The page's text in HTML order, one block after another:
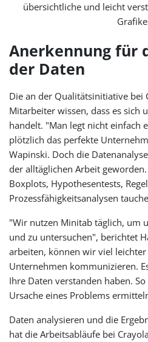
übersichtliche und leicht
Anerkennung für
der Daten
Die an der Qualitätsinitiative bei
Mitarbeiter wissen, dass es sich
handelt. "Man legt nicht einfach
plötzlich das perfekte
Wapinski. Doch die
der alltäglichen Arbeit
Boxplots, Hypothesentests,
Prozessfähigkeitsanalysen
"Wir nutzen Minitab täglich, um
und zu untersuchen", berichtet
arbeiten, können wir viel
Unternehmen kommunizieren.
Ihre Daten verstanden haben.
Ursache eines Problems
Daten analysieren und die
hat die Arbeitsabläufe bei